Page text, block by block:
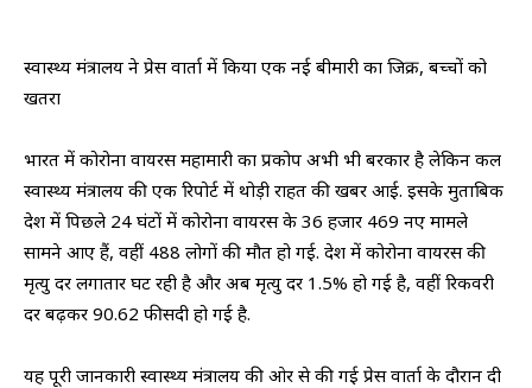
स्वास्थ्य मंत्रालय ने प्रेस वार्ता में किया एक नई बीमारी का जिक्र, बच्चों को
खतरा
भारत में कोरोना वायरस महामारी का प्रकोप अभी भी बरकार है लेकिन कल
स्वास्थ्य मंत्रालय की एक रिपोर्ट में थोड़ी राहत की खबर आई. इसके मुताबिक
देश में पिछले 24 घंटों में कोरोना वायरस के 36 हजार 469 नए मामले
सामने आए हैं, वहीं 488 लोगों की मौत हो गई. देश में कोरोना वायरस की
मृत्यु दर लगातार घट रही है और अब मृत्यु दर 1.5% हो गई है, वहीं रिकवरी
दर बढ़कर 90.62 फीसदी हो गई है.
यह पूरी जानकारी स्वास्थ्य मंत्रालय की ओर से की गई प्रेस वार्ता के दौरान दी